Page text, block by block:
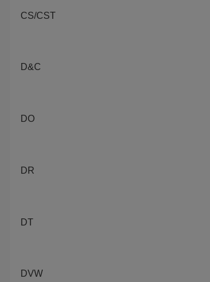
CS/CST
D&C
DO
DR
DT
DVW